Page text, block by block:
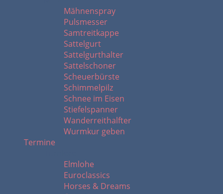
Mähnenspray
Pulsmesser
Samtreitkappe
Sattelgurt
Sattelgurthalter
Sattelschoner
Scheuerbürste
Schimmelpilz
Schnee im Eisen
Stiefelspanner
Wanderreithalfter
Wurmkur geben
Termine
Elmlohe
Euroclassics
Horses & Dreams